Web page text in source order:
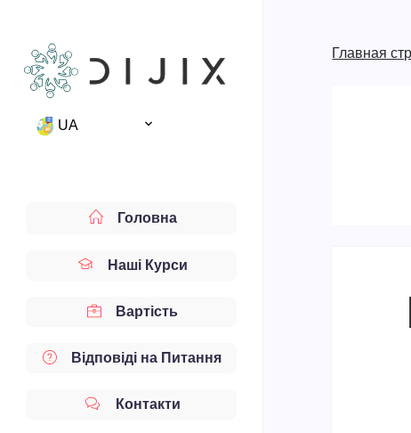
UA
Головна
Наші Курси
Вартість
Відповіді на Питання
Контакти
Главная